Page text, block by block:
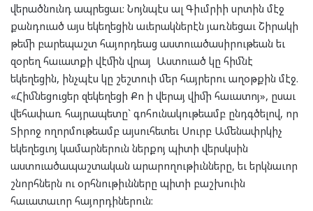
վերածնունդ ապրեցաւ: Նոյնպէս ալ Գիւմրիի սրտին մէջ
քանդուած այս եկեղեցին աւերակներէն յառնեցաւ Շիրակի
թեմի բարեպաշտ հայորդեաց աստուածասիրութեան եւ
զօրեղ հաւատքի վէմին վրայ Աստուած կը հիմնէ
եկեղեցին, ինչպէս կը շեշտուի մեր հայրերու աղօթքին մէջ.
«Հիմնեցուցեր զեկեղեցի Քո ի վերայ վիմի հաւատոյ», ըսաւ
վեհափառ հայրապետը` գոհունակութեամբ ընդգծելով, որ
Տիրոջ ողորմութեամբ այսուհետեւ Սուրբ Ամենափրկիչ
եկեղեցւոյ կամարներուն ներքոյ պիտի վերսկսին
աստուածապաշտական արարողութիւնները, եւ երկնաւոր
շնորհներն ու օրհնութիւնները պիտի բաշխուին
հաւատաւոր հայորդիներուն: